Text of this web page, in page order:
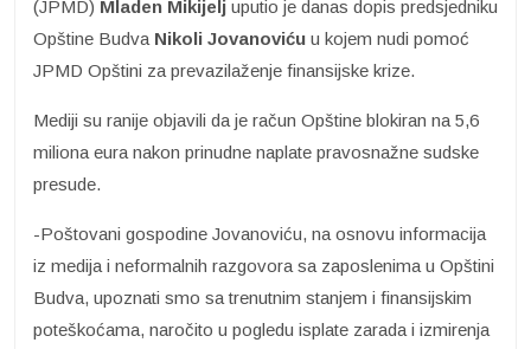
(JPMD) Mladen Mikijelj uputio je danas dopis predsjedniku
Opštine Budva Nikoli Jovanoviću u kojem nudi pomoć
JPMD Opštini za prevazilaženje finansijske krize.
Mediji su ranije objavili da je račun Opštine blokiran na 5,6
miliona eura nakon prinudne naplate pravosnažne sudske
presude.
-Poštovani gospodine Jovanoviću, na osnovu informacija
iz medija i neformalnih razgovora sa zaposlenima u Opštini
Budva, upoznati smo sa trenutnim stanjem i finansijskim
poteškoćama, naročito u pogledu isplate zarada i izmirenja